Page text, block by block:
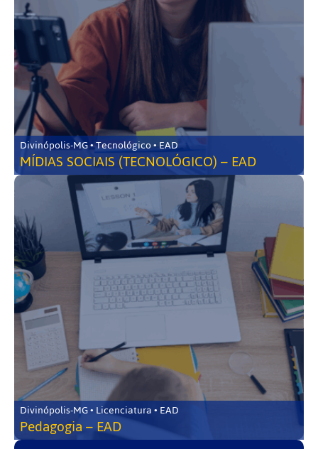
Divinópolis-MG • Tecnológico • EAD
MÍDIAS SOCIAIS (TECNOLÓGICO) – EAD
Divinópolis-MG • Licenciatura • EAD
Pedagogia – EAD